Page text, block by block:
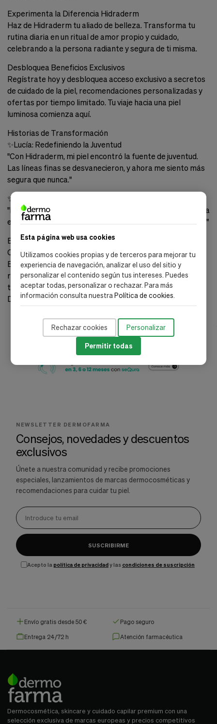
Esta página web usa cookies
Utilizamos cookies propias y de terceros para mejorar tu
experiencia de navegación, analizar el uso del sitio y
personalizar el contenido según tus intereses. Puedes
aceptar todas, personalizar o rechazar. Para más
información consulta nuestraPolítica de cookies.
Rechazar cookies Personalizar
Permitir todas
Experimenta la Diferencia Hidraderm
Haz de Hidraderm tu aliado de belleza. Transforma tu
rutina diaria en un ritual de amor propio y cuidado,
celebrando a la persona radiante y segura de ti misma.
Desbloquea Beneficios Exclusivos
Regístrate hoy y desbloquea acceso exclusivo a secretos
de cuidado de la piel, recomendaciones personalizadas y
ofertas por tiempo limitado. Tu viaje hacia una piel
luminosa comienza aquí.
Historias de Transformación
✨Lucía: Redefiniendo la Juventud
"Con Hidraderm, mi piel encontró la fuente de juventud.
Las líneas finas se desvanecieron, y ahora me siento más
segura que nunca."
✨
"Hidraderm no solo hidrata, sino que revitaliza. Mi piel seca
es cosa del pasado, ¡y mi rostro luce fresco y lleno de vida!"
Eleva Tu Rutina de Cuidado de la Piel Hoy
Compra Ahora
Embarcate en un viaje hacia una piel radiante. Eleva tu
rutina de cuidado de la piel con los productos
transformadores de Hidraderm. Compra ahora en
Dermofarma y experimenta la fusión de ciencia y lujo.
NEWSLETTER DERMOFARMA
Consejos, novedades y descuentos
exclusivos
Únete a nuestra comunidad y recibe promociones
especiales, lanzamientos de marcas dermocosméticas y
recomendaciones para cuidar tu piel.
SUSCRIBIRME
Acepto la política de privacidady las condiciones de suscripción
Envío gratis desde 50 € Pago seguro
Entrega 24/72 h Atención farmacéutica
Dermocosmética, skincare y cuidado capilar premium con una
selección exclusiva de marcas europeas y precios competitivos